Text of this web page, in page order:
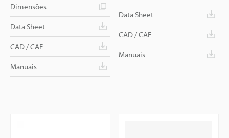
Dimensões
Data Sheet
CAD / CAE
Manuais
Data Sheet
CAD / CAE
Manuais